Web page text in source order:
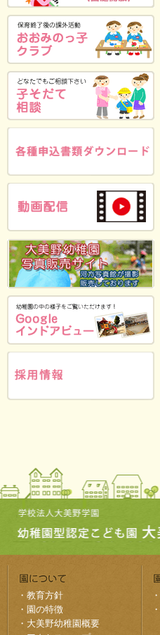
・ 教育方針
・ 園の特徴
・ 大美野幼稚園概要
・
・